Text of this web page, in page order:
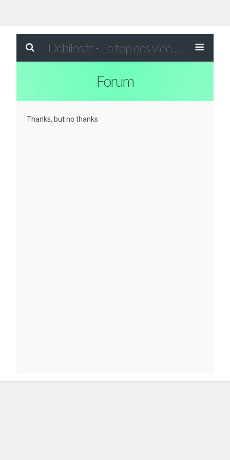
Debilos.fr - Le top des vidéos drôles du WEB !
Forum
Thanks, but no thanks